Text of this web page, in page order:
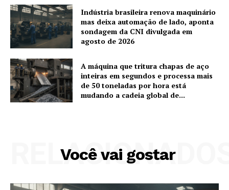
Indústria brasileira renova maquinário
mas deixa automação de lado, aponta
sondagem da CNI divulgada em
agosto de 2026
A máquina que tritura chapas de aço
inteiras em segundos e processa mais
de 50 toneladas por hora está
mudando a cadeia global de...
Você vai gostar